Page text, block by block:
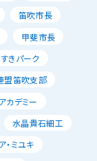
笛吹市長
甲斐市長
きパーク
盟笛吹支部
カデミー
水晶貴石細工
・ミユキ